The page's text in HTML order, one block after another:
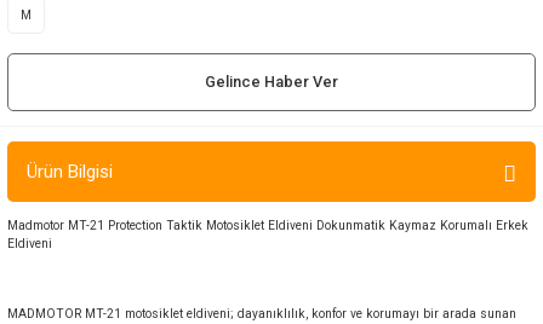
ve Çorap
M
Gelince Haber Ver
Ürün Bilgisi
Madmotor MT-21 Protection Taktik Motosiklet Eldiveni Dokunmatik Kaymaz Korumalı Erkek
Eldiveni
MADMOTOR MT-21 motosiklet eldiveni; dayanıklılık, konfor ve korumayı bir arada sunan